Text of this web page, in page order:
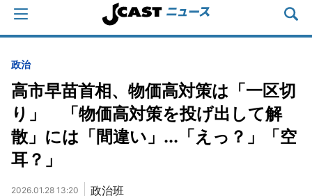
政治
高市早苗首相、物価高対策は「一区切
り」 「物価高対策を投げ出して解
散」には「間違い」...「えっ？」「空
耳？」
2026.01.28 13:20 政治班